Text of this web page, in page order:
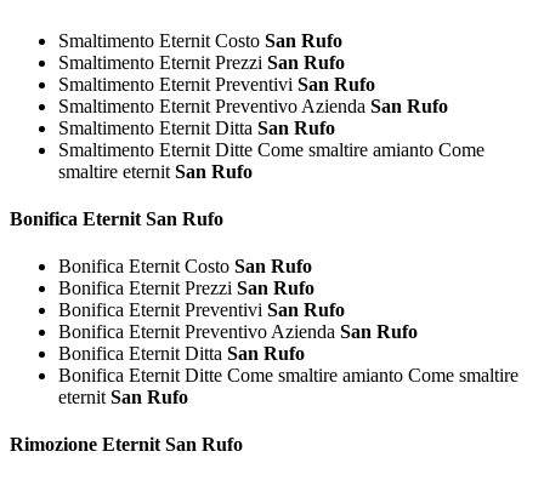
Smaltimento Eternit Costo San Rufo
Smaltimento Eternit Prezzi San Rufo
Smaltimento Eternit Preventivi San Rufo
Smaltimento Eternit Preventivo Azienda San Rufo
Smaltimento Eternit Ditta San Rufo
Smaltimento Eternit Ditte Come smaltire amianto Come
smaltire eternit San Rufo
Bonifica Eternit San Rufo
Bonifica Eternit Costo San Rufo
Bonifica Eternit Prezzi San Rufo
Bonifica Eternit Preventivi San Rufo
Bonifica Eternit Preventivo Azienda San Rufo
Bonifica Eternit Ditta San Rufo
Bonifica Eternit Ditte Come smaltire amianto Come smaltire
eternit San Rufo
Rimozione Eternit San Rufo